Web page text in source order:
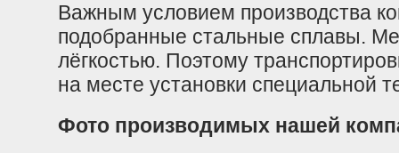
Важным условием производства
подобранные стальные сплавы.
лёгкостью. Поэтому
на месте установки специальной
Фото производимых нашей